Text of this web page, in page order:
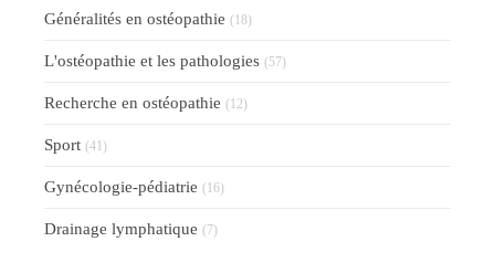
Généralités en ostéopathie (18)
L'ostéopathie et les pathologies (57)
Recherche en ostéopathie (12)
Sport (41)
Gynécologie-pédiatrie (16)
Drainage lymphatique (7)